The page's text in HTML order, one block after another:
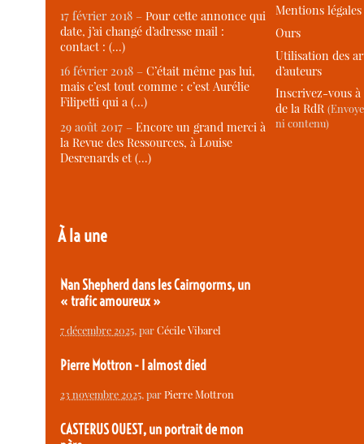
17 février 2018 –Pour cette annonce qui
date, j’ai changé d’adresse mail :
contact : (…)
16 février 2018 –C’était même pas lui,
mais c’est tout comme : c’est Aurélie
Filipetti qui a (…)
29 août 2017 –Encore un grand merci à
la Revue des Ressources, à Louise
Desrenards et (…)
À la une
Nan Shepherd dans les Cairngorms, un
« trafic amoureux »
7 décembre 2025, parCécile Vibarel
Pierre Mottron - I almost died
23 novembre 2025, parPierre Mottron
CASTERUS OUEST, un portrait de mon
Mentions légales
Ours
Utilisation des
d’auteurs
Inscrivez-vous
de la RdR
ni contenu)